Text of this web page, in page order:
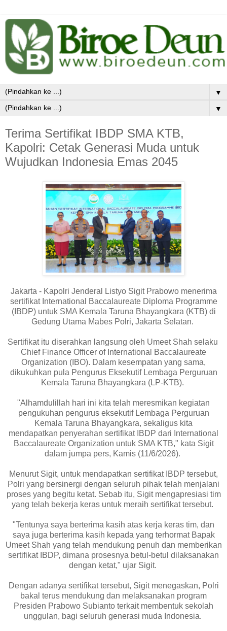
▼
▼
Terima Sertifikat IBDP SMA KTB,
Kapolri: Cetak Generasi Muda untuk
Wujudkan Indonesia Emas 2045
Jakarta - Kapolri Jenderal Listyo Sigit Prabowo menerima
sertifikat International Baccalaureate Diploma Programme
(IBDP) untuk SMA Kemala Taruna Bhayangkara (KTB) di
Gedung Utama Mabes Polri, Jakarta Selatan.
Sertifikat itu diserahkan langsung oleh Umeet Shah selaku
Chief Finance Officer of International Baccalaureate
Organization (IBO). Dalam kesempatan yang sama,
dikukuhkan pula Pengurus Eksekutif Lembaga Perguruan
Kemala Taruna Bhayangkara (LP-KTB).
"Alhamdulillah hari ini kita telah meresmikan kegiatan
pengukuhan pengurus eksekutif Lembaga Perguruan
Kemala Taruna Bhayangkara, sekaligus kita
mendapatkan penyerahan sertifikat IBDP dari International
Baccalaureate Organization untuk SMA KTB," kata Sigit
dalam jumpa pers, Kamis (11/6/2026).
Menurut Sigit, untuk mendapatkan sertifikat IBDP tersebut,
Polri yang bersinergi dengan seluruh pihak telah menjalani
proses yang begitu ketat. Sebab itu, Sigit mengapresiasi tim
yang telah bekerja keras untuk meraih sertifikat tersebut.
"Tentunya saya berterima kasih atas kerja keras tim, dan
saya juga berterima kasih kepada yang terhormat Bapak
Umeet Shah yang telah mendukung penuh dan memberikan
sertifikat IBDP, dimana prosesnya betul-betul dilaksanakan
dengan ketat," ujar Sigit.
Dengan adanya sertifikat tersebut, Sigit menegaskan, Polri
bakal terus mendukung dan melaksanakan program
Presiden Prabowo Subianto terkait membentuk sekolah
unggulan, bagi seluruh generasi muda Indonesia.